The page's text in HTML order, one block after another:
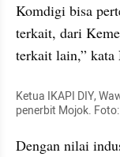
Komdigi bisa
terkait, dari
terkait lain,” kata
Ketua IKAPI DIY,
penerbit Mojok.
Dengan nilai